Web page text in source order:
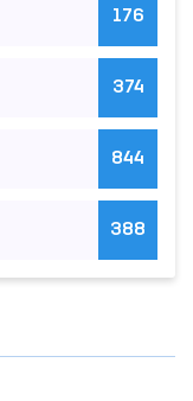
176
374
844
388